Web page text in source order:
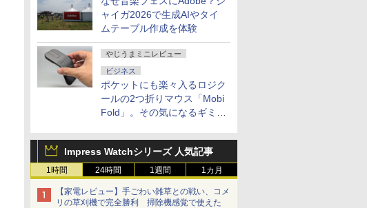
ャイガ2026で生成AIやタイ
ムテーブル作成を体験
やじうまミニレビュー
ビジネス
ポケットにも楽々入るロジク
ールの2つ折りマウス「Mobi
Fold」。その気になるギミッ
Impress Watchシリーズ 人気記事
1時間 24時間 1週間 1カ月
【家電レビュー】手ごわい雑草との戦い、コメ
リの草刈機で完全勝利 掃除機感覚で使えた